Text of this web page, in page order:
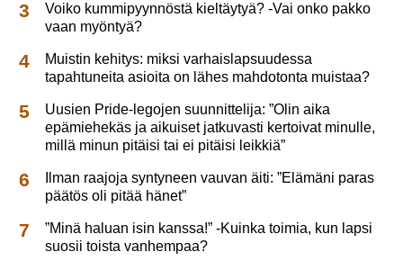
Voiko kummipyynnöstä kieltäytyä? -Vai onko pakko
vaan myöntyä?
Muistin kehitys: miksi varhaislapsuudessa
tapahtuneita asioita on lähes mahdotonta muistaa?
Uusien Pride-legojen suunnittelija: ”Olin aika
epämiehekäs ja aikuiset jatkuvasti kertoivat minulle,
millä minun pitäisi tai ei pitäisi leikkiä”
Ilman raajoja syntyneen vauvan äiti: ”Elämäni paras
päätös oli pitää hänet”
”Minä haluan isin kanssa!” -Kuinka toimia, kun lapsi
suosii toista vanhempaa?